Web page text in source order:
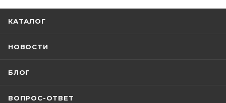
КАТАЛОГ
НОВОСТИ
БЛОГ
ВОПРОС-ОТВЕТ